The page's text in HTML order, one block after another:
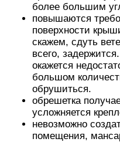
более большим
повышаются
поверхности
скажем, сдуть
всего,
окажется
большом
обрушиться.
обрешетка
усложняется
невозможно
помещения,